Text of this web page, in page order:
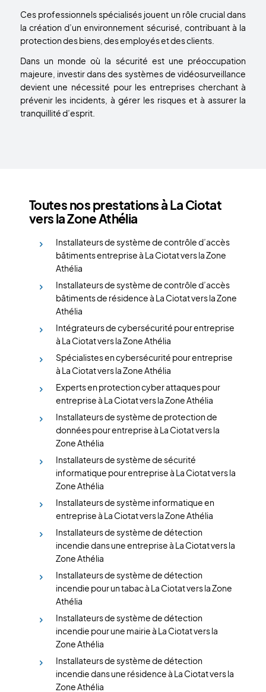
Ces professionnels spécialisés jouent un rôle crucial dans
la création d’un environnement sécurisé, contribuant à la
protection des biens, des employés et des clients.
Dans un monde où la sécurité est une préoccupation
majeure, investir dans des systèmes de vidéosurveillance
devient une nécessité pour les entreprises cherchant à
prévenir les incidents, à gérer les risques et à assurer la
tranquillité d’esprit.
Toutes nos prestations à La Ciotat
vers la Zone Athélia
Installateurs de système de contrôle d’accès
bâtiments entreprise à La Ciotat vers la Zone
Athélia
Installateurs de système de contrôle d’accès
bâtiments de résidence à La Ciotat vers la Zone
Athélia
Intégrateurs de cybersécurité pour entreprise
à La Ciotat vers la Zone Athélia
Spécialistes en cybersécurité pour entreprise
à La Ciotat vers la Zone Athélia
Experts en protection cyber attaques pour
entreprise à La Ciotat vers la Zone Athélia
Installateurs de système de protection de
données pour entreprise à La Ciotat vers la
Zone Athélia
Installateurs de système de sécurité
informatique pour entreprise à La Ciotat vers la
Zone Athélia
Installateurs de système informatique en
entreprise à La Ciotat vers la Zone Athélia
Installateurs de système de détection
incendie dans une entreprise à La Ciotat vers la
Zone Athélia
Installateurs de système de détection
incendie pour un tabac à La Ciotat vers la Zone
Athélia
Installateurs de système de détection
incendie pour une mairie à La Ciotat vers la
Zone Athélia
Installateurs de système de détection
incendie dans une résidence à La Ciotat vers la
Zone Athélia